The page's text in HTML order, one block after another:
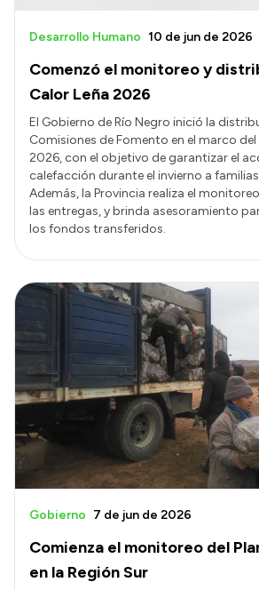
Comenzó el monitoreo y
Calor Leña 2026
Desarrollo Humano 10 de jun de 2026
El Gobierno de Río Negro inició la
Comisiones de Fomento en el marco del
2026, con el objetivo de garantizar el
calefacción durante el invierno a familias
Además, la Provincia realiza el
las entregas, y brinda asesoramiento
los fondos transferidos.
Comienza el monitoreo del
en la Región Sur
Gobierno 7 de jun de 2026